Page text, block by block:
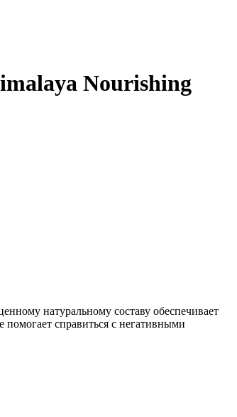
Nourishing
натуральному составу обеспечивает
справиться с негативными